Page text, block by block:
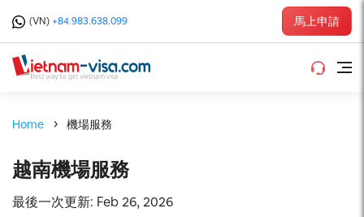
(VN) +84.983.638.099 馬上申請
Home 機場服務
越南機場服務
最後一次更新: Feb 26, 2026